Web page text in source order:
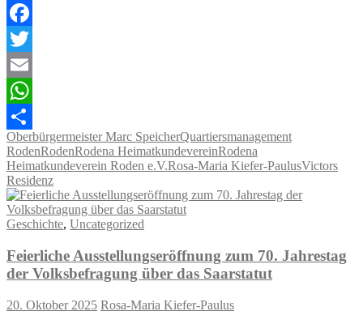
Facebook
Twitter
Email
WhatsApp
Teilen
Oberbürgermeister Marc SpeicherQuartiersmanagement
RodenRodenRodena HeimatkundevereinRodena
Heimatkundeverein Roden e.V.Rosa-Maria Kiefer-PaulusVictors
Residenz
Geschichte, Uncategorized
Feierliche Ausstellungseröffnung zum 70. Jahrestag
der Volksbefragung über das Saarstatut
20. Oktober 2025 Rosa-Maria Kiefer-Paulus